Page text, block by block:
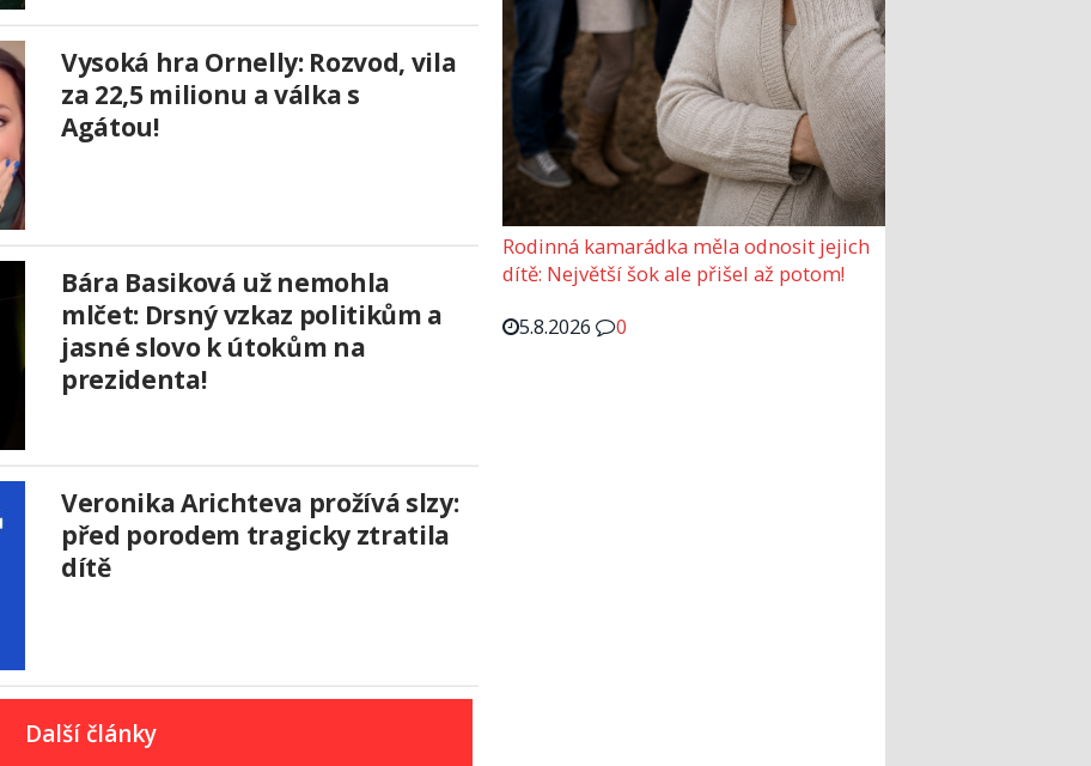
Vysoká hra Ornelly: Rozvod, vila
za 22,5 milionu a válka s
Agátou!
Bára Basiková už nemohla
mlčet: Drsný vzkaz politikům a
jasné slovo k útokům na
prezidenta!
Veronika Arichteva prožívá slzy:
před porodem tragicky ztratila
dítě
Další články
Rodinná kamarádka měla odnosit jejich
dítě: Největší šok ale přišel až potom!
5.8.2026
0